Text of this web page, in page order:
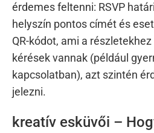
érdemes feltenni: RSVP
helyszín pontos címét és
QR-kódot, ami a
kérések vannak (például
kapcsolatban), azt szintén
jelezni.
kreatív esküvői –